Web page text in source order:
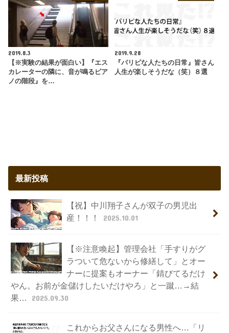
2019.8.3
【※実験の結果が面白い】『エス
カレーターの隣に、音が鳴るピア
ノの階段』を…
2019.9.28
『パリピな人たちの日常』皆さん
人生が楽しそうだな（笑）８選
最新投稿
【祝】中川翔子さんが双子の男児出
産！！！
2025.10.01
【※注意喚起】管理会社「手すりがグ
ラついて危ないから修繕して」とオー
ナーに提案もオーナー「錆びてるだけ
やん。お前が金儲けしたいだけやろ」と一蹴…→結
果…
2025.09.30
これからお父さんになる男性へ…「リ